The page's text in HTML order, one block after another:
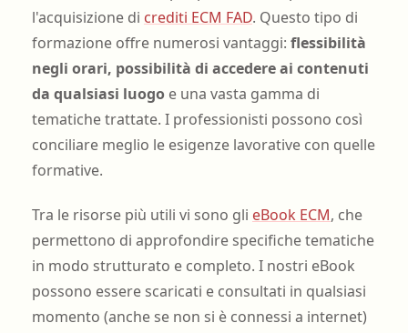
l'acquisizione di crediti ECM FAD. Questo tipo di
formazione offre numerosi vantaggi: flessibilità
negli orari, possibilità di accedere ai contenuti
da qualsiasi luogoe una vasta gamma di
tematiche trattate. I professionisti possono così
conciliare meglio le esigenze lavorative con quelle
formative.
Tra le risorse più utili vi sono gli eBook ECM, che
permettono di approfondire specifiche tematiche
in modo strutturato e completo. I nostri eBook
possono essere scaricati e consultati in qualsiasi
momento (anche se non si è connessi a internet)